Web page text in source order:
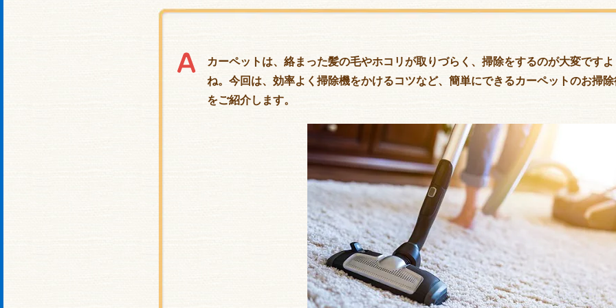
カーペットは、絡まった髪の毛やホコリが取りづらく、掃除をするのが大変ですよ
ね。今回は、効率よく掃除機をかけるコツなど、簡単にできるカーペットのお掃除
をご紹介します。